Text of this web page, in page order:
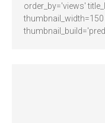
order_by='views'